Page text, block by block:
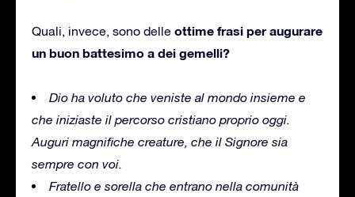
Quali, invece, sono delle ottime frasi per augurare
un buon battesimo a dei gemelli?
Dio ha voluto che veniste al mondo insieme e
che iniziaste il percorso cristiano proprio oggi.
Auguri magnifiche creature, che il Signore sia
sempre con voi.
Fratello e sorella che entrano nella comunità